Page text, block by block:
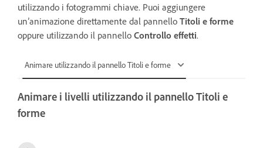
utilizzando i fotogrammi chiave. Puoi aggiungere
un’animazione direttamente dal pannello Titoli e forme
oppure utilizzando il pannello Controllo effetti.
Animare utilizzando il pannello Titoli e forme
Animare i livelli utilizzando il pannello Titoli e
forme